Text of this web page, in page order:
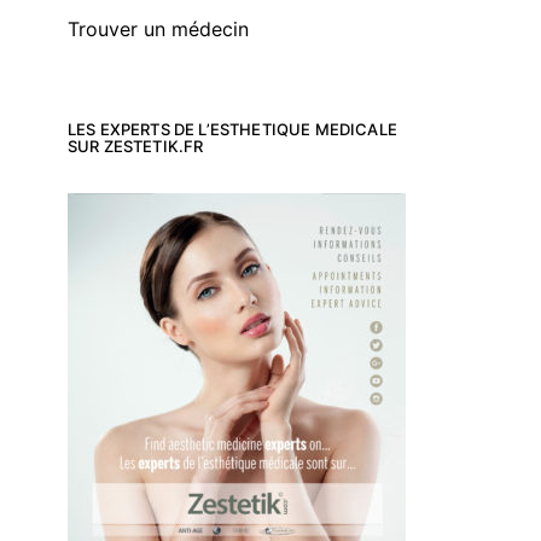
Trouver un médecin
LES EXPERTS DE L’ESTHETIQUE MEDICALE
SUR ZESTETIK.FR